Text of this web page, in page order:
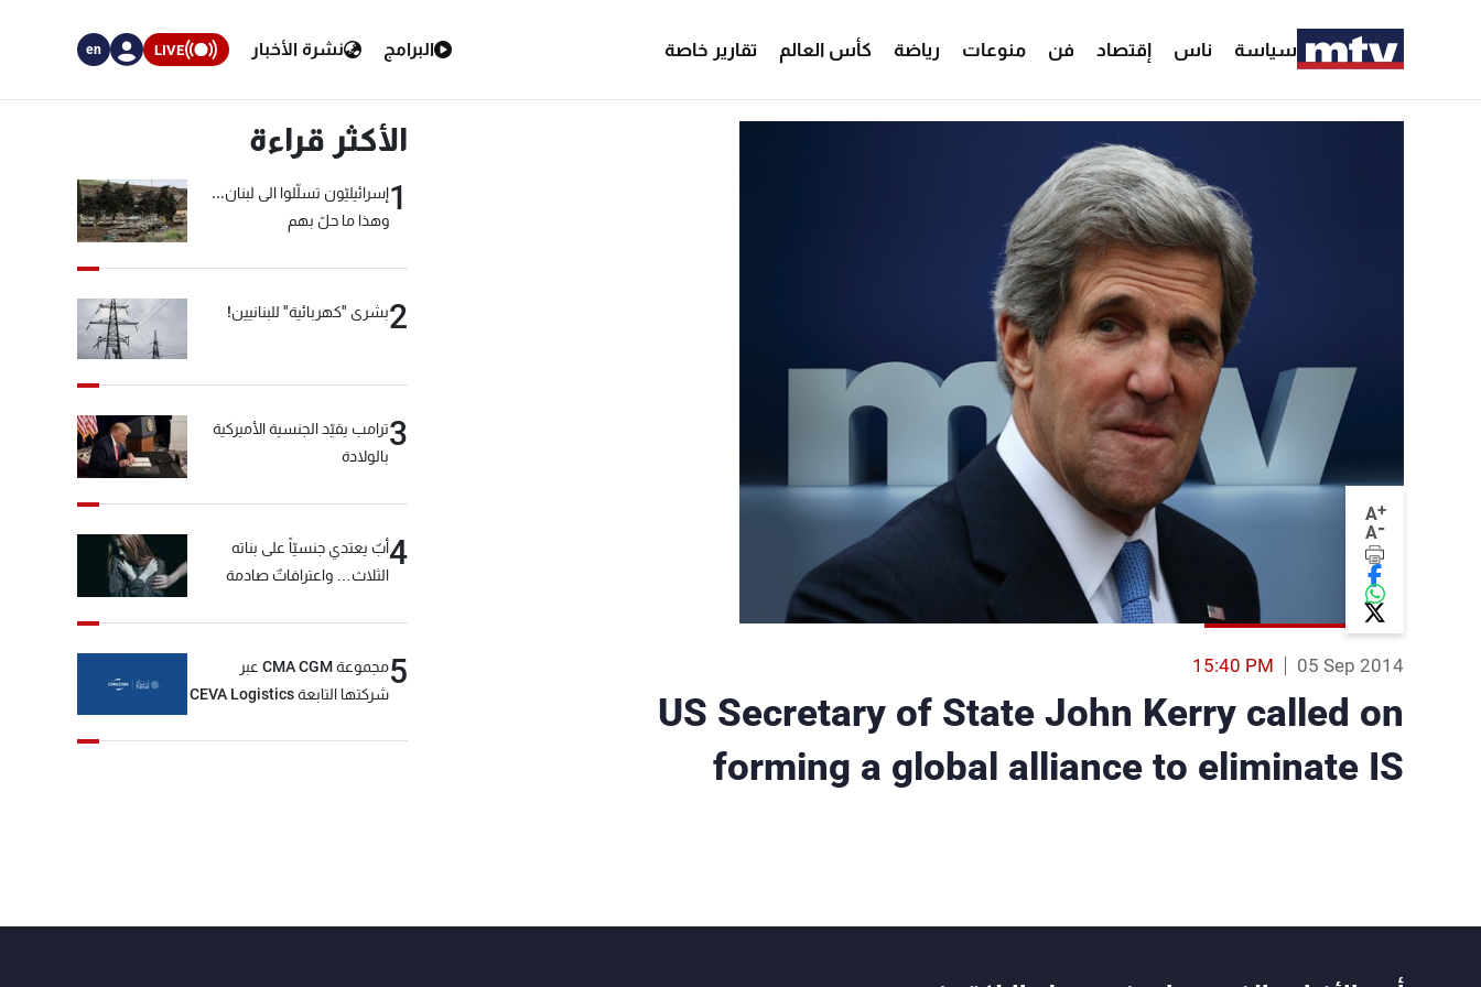
سياسة ناس إقتصاد فن منوعات رياضة كأس العالم تقارير خاصة البرامج نشرة الأخبار LIVE
en
A+
A-
05 Sep 2014
15:40 PM
US Secretary of State John Kerry called on
forming a global alliance to eliminate IS
الأكثر قراءة
1إسرائيليّون تسلّلوا الى لبنان...
وهذا ما حلّ بهم
2بشرى "كهربائية" للبنانيين!
3ترامب يقيّد الجنسية الأميركية
بالولادة
4أبٌ يعتدي جنسيّاً على بناته
الثلاث… واعترافاتٌ صادمة
5
مجموعة CMA CGM عبر
شركتها التابعة CEVA Logistics